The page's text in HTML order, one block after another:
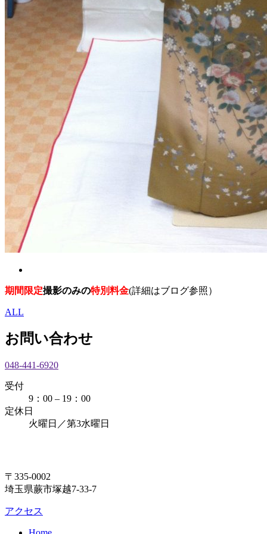
期間限定撮影のみの特別料金(詳細はブログ参照）
ALL
お問い合わせ
048-441-6920
受付
9：00 – 19：00
定休日
火曜日／第3水曜日
〒335-0002
埼玉県蕨市塚越7-33-7
アクセス